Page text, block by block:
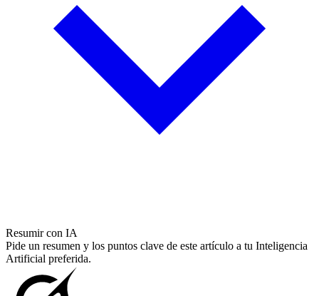
Resumir con IA
Pide un resumen y los puntos clave de este artículo a tu Inteligencia
Artificial preferida.